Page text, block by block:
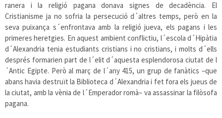
ranera i la religió pagana donava signes de decadència. El
Cristianisme ja no sofria la persecució d´altres temps, però en la
seva puixança s´enfrontava amb la religió jueva, els pagans i les
primeres heretgies. En aquest ambient conflictiu, l´escola d´Hipàtia
d´Alexandria tenia estudiants cristians i no cristians, i molts d´ells
després formarien part de l´elit d´aquesta esplendorosa ciutat de l
´Antic Egipte. Però al març de l´any 415, un grup de fanàtics –que
abans havia destruït la Biblioteca d´Alexandria i fet fora els jueus de
la ciutat, amb la vènia de l´Emperador romà– va assassinar la filòsofa
pagana.